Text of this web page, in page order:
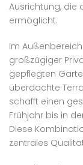
Ausrichtung, die
ermöglicht.
Im
großzügiger
gepflegten
überdachte
schafft einen
Frühjahr bis in
Diese
zentrales